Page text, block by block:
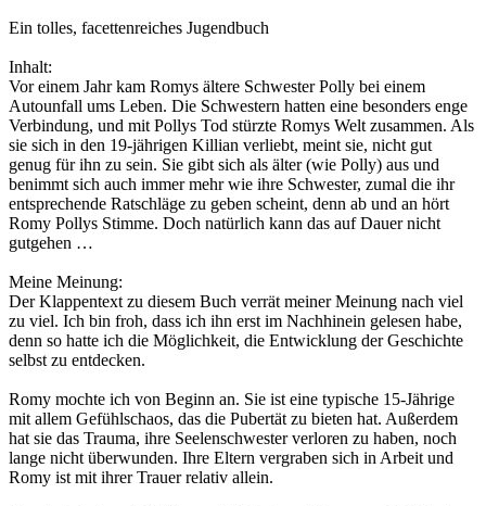
Ein tolles, facettenreiches Jugendbuch
Inhalt:
Vor einem Jahr kam Romys ältere Schwester Polly bei einem
Autounfall ums Leben. Die Schwestern hatten eine besonders enge
Verbindung, und mit Pollys Tod stürzte Romys Welt zusammen. Als
sie sich in den 19-jährigen Killian verliebt, meint sie, nicht gut
genug für ihn zu sein. Sie gibt sich als älter (wie Polly) aus und
benimmt sich auch immer mehr wie ihre Schwester, zumal die ihr
entsprechende Ratschläge zu geben scheint, denn ab und an hört
Romy Pollys Stimme. Doch natürlich kann das auf Dauer nicht
gutgehen …
Meine Meinung:
Der Klappentext zu diesem Buch verrät meiner Meinung nach viel
zu viel. Ich bin froh, dass ich ihn erst im Nachhinein gelesen habe,
denn so hatte ich die Möglichkeit, die Entwicklung der Geschichte
selbst zu entdecken.
Romy mochte ich von Beginn an. Sie ist eine typische 15-Jährige
mit allem Gefühlschaos, das die Pubertät zu bieten hat. Außerdem
hat sie das Trauma, ihre Seelenschwester verloren zu haben, noch
lange nicht überwunden. Ihre Eltern vergraben sich in Arbeit und
Romy ist mit ihrer Trauer relativ allein.